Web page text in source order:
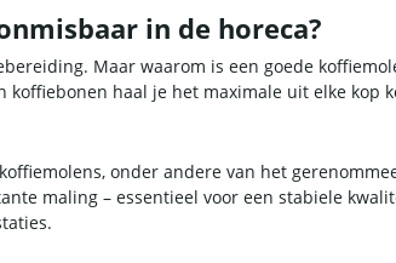
in de horeca?
Maar waarom is een goede
haal je het maximale uit elke kop
onder andere van het
maling – essentieel voor een stabiele